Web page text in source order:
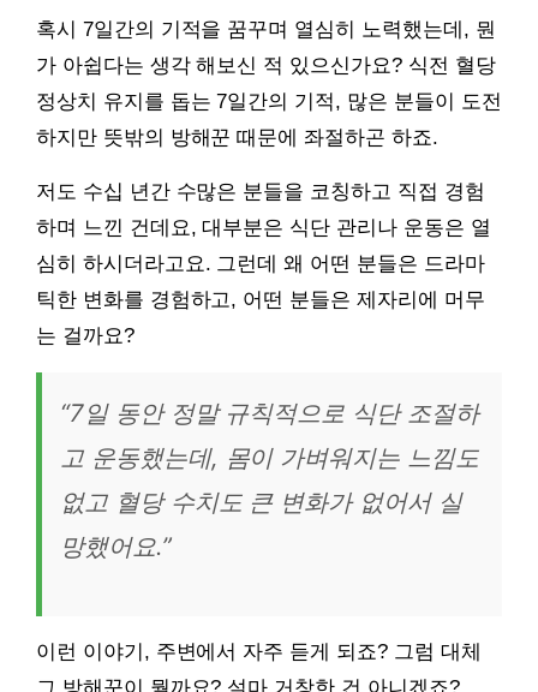
혹시 7일간의 기적을 꿈꾸며 열심히 노력했는데, 뭔
가 아쉽다는 생각 해보신 적 있으신가요? 식전 혈당
정상치 유지를 돕는 7일간의 기적, 많은 분들이 도전
하지만 뜻밖의 방해꾼 때문에 좌절하곤 하죠.
저도 수십 년간 수많은 분들을 코칭하고 직접 경험
하며 느낀 건데요, 대부분은 식단 관리나 운동은 열
심히 하시더라고요. 그런데 왜 어떤 분들은 드라마
틱한 변화를 경험하고, 어떤 분들은 제자리에 머무
는 걸까요?
“7일 동안 정말 규칙적으로 식단 조절하
고 운동했는데, 몸이 가벼워지는 느낌도
없고 혈당 수치도 큰 변화가 없어서 실
망했어요.”
이런 이야기, 주변에서 자주 듣게 되죠? 그럼 대체